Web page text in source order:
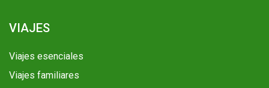
VIAJES
Viajes esenciales
Viajes familiares